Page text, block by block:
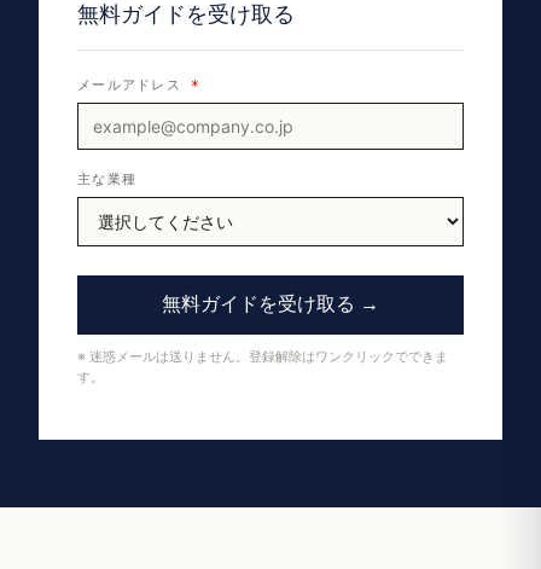
無料ガイドを受け取る
メールアドレス *
主な業種
無料ガイドを受け取る →
※ 迷惑メールは送りません。登録解除はワンクリックでできま
す。